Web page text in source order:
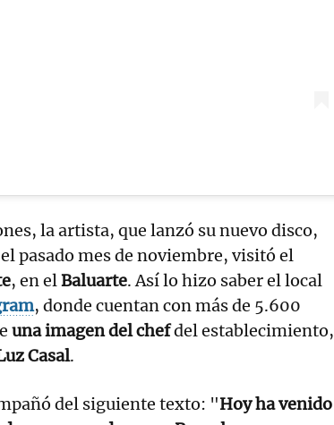
la artista, que lanzó su nuevo disco,
pasado mes de noviembre, visitó el
, en elBaluarte. Así lo hizo saber el local
, donde cuentan con más de 5.600
una imagen del chefdel establecimiento,
Casal.
del siguiente texto: "Hoy ha venido